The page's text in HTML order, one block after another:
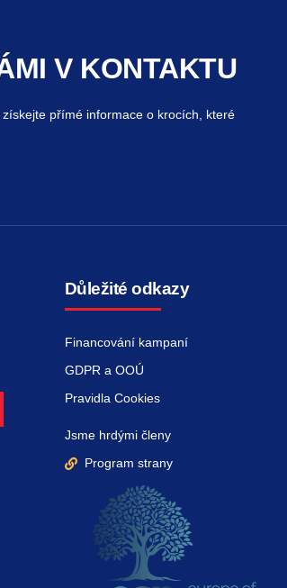
V KONTAKTU
přímé informace o krocích, které
Důležité odkazy
Financování kampaní
GDPR a OOÚ
Pravidla Cookies
Jsme hrdými členy
Program strany